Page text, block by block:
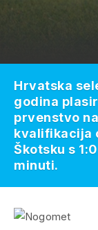
Hrvatska
godina
prvenstvo
kvalifikacija
Škotsku s
minuti.